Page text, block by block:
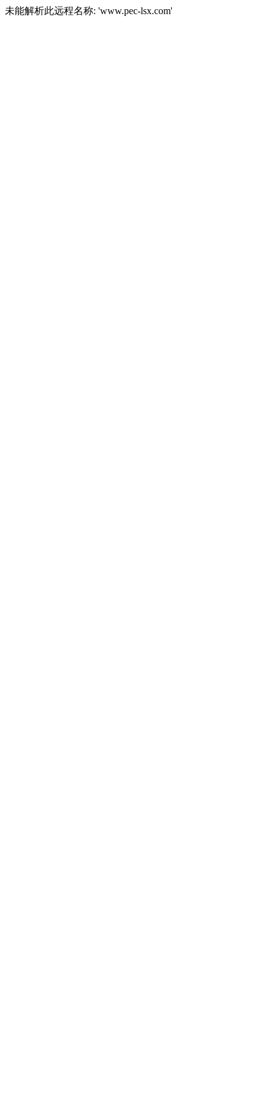
未能解析此远程名称: 'www.pec-lsx.com'